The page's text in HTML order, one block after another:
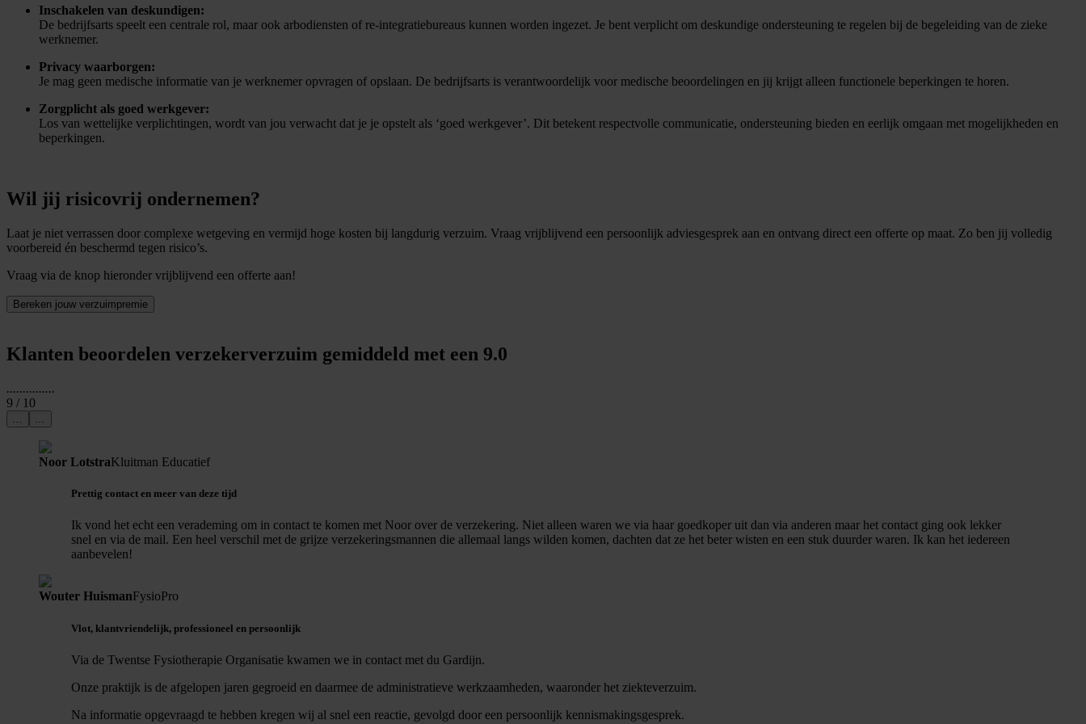
Inschakelen van deskundigen:
De bedrijfsarts speelt een centrale rol, maar ook arbodiensten of re-integratiebureaus kunnen worden ingezet. Je bent verplicht om deskundige ondersteuning te regelen bij de begeleiding van de zieke
werknemer.
Privacy waarborgen:
Je mag geen medische informatie van je werknemer opvragen of opslaan. De bedrijfsarts is verantwoordelijk voor medische beoordelingen en jij krijgt alleen functionele beperkingen te horen.
Zorgplicht als goed werkgever:
Los van wettelijke verplichtingen, wordt van jou verwacht dat je je opstelt als ‘goed werkgever’. Dit betekent respectvolle communicatie, ondersteuning bieden en eerlijk omgaan met mogelijkheden en
beperkingen.
Wil jij risicovrij ondernemen?
Laat je niet verrassen door complexe wetgeving en vermijd hoge kosten bij langdurig verzuim. Vraag vrijblijvend een persoonlijk adviesgesprek aan en ontvang direct een offerte op maat. Zo ben jij volledig
voorbereid én beschermd tegen risico’s.
Vraag via de knop hieronder vrijblijvend een offerte aan!
Bereken jouw verzuimpremie
Klanten beoordelen verzekerverzuim gemiddeld met een 9.0
...............
9 / 10
... ...
Noor LotstraKluitman Educatief
Prettig contact en meer van deze tijd
Ik vond het echt een verademing om in contact te komen met Noor over de verzekering. Niet alleen waren we via haar goedkoper uit dan via anderen maar het contact ging ook lekker
snel en via de mail. Een heel verschil met de grijze verzekeringsmannen die allemaal langs wilden komen, dachten dat ze het beter wisten en een stuk duurder waren. Ik kan het iedereen
aanbevelen!
Wouter HuismanFysioPro
Vlot, klantvriendelijk, professioneel en persoonlijk
Via de Twentse Fysiotherapie Organisatie kwamen we in contact met du Gardijn.
Onze praktijk is de afgelopen jaren gegroeid en daarmee de administratieve werkzaamheden, waaronder het ziekteverzuim.
Na informatie opgevraagd te hebben kregen wij al snel een reactie, gevolgd door een persoonlijk kennismakingsgesprek.